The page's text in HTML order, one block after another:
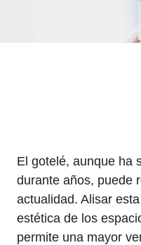
El gotelé, aunque ha
durante años, puede
actualidad. Alisar
estética de los
permite una mayor